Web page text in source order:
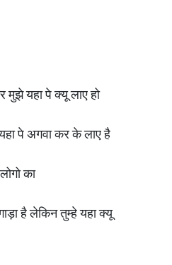
मुझे यहा पे क्यू लाए हो
पे अगवा कर के लाए है
का
है लेकिन तुम्हे यहा क्यू